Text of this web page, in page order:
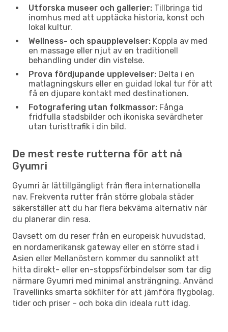
Utforska museer och gallerier: Tillbringa tid
inomhus med att upptäcka historia, konst och
lokal kultur.
Wellness- och spaupplevelser: Koppla av med
en massage eller njut av en traditionell
behandling under din vistelse.
Prova fördjupande upplevelser: Delta i en
matlagningskurs eller en guidad lokal tur för att
få en djupare kontakt med destinationen.
Fotografering utan folkmassor: Fånga
fridfulla stadsbilder och ikoniska sevärdheter
utan turisttrafik i din bild.
De mest reste rutterna för att nå
Gyumri
Gyumri är lättillgängligt från flera internationella
nav. Frekventa rutter från större globala städer
säkerställer att du har flera bekväma alternativ när
du planerar din resa.
Oavsett om du reser från en europeisk huvudstad,
en nordamerikansk gateway eller en större stad i
Asien eller Mellanöstern kommer du sannolikt att
hitta direkt- eller en-stoppsförbindelser som tar dig
närmare Gyumri med minimal ansträngning. Använd
Travellinks smarta sökfilter för att jämföra flygbolag,
tider och priser – och boka din ideala rutt idag.